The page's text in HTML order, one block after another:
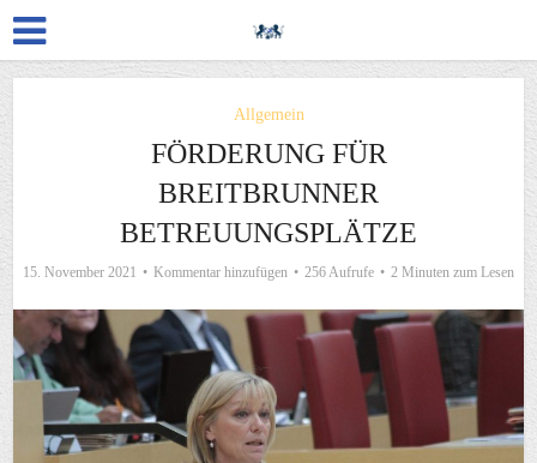
Allgemein
FÖRDERUNG FÜR
BREITBRUNNER
BETREUUNGSPLÄTZE
15. November 2021 Kommentar hinzufügen 256 Aufrufe 2 Minuten zum Lesen